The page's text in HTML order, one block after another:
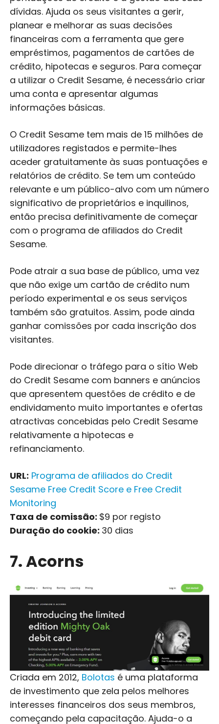
dívidas. Ajuda os seus visitantes a gerir,
planear e melhorar as suas decisões
financeiras com a ferramenta que gere
empréstimos, pagamentos de cartões de
crédito, hipotecas e seguros. Para começar
a utilizar o Credit Sesame, é necessário criar
uma conta e apresentar algumas
informações básicas.
O Credit Sesame tem mais de 15 milhões de
utilizadores registados e permite-lhes
aceder gratuitamente às suas pontuações e
relatórios de crédito. Se tem um conteúdo
relevante e um público-alvo com um número
significativo de proprietários e inquilinos,
então precisa definitivamente de começar
com o programa de afiliados do Credit
Sesame.
Pode atrair a sua base de público, uma vez
que não exige um cartão de crédito num
período experimental e os seus serviços
também são gratuitos. Assim, pode ainda
ganhar comissões por cada inscrição dos
visitantes.
Pode direcionar o tráfego para o sítio Web
do Credit Sesame com banners e anúncios
que apresentem questões de crédito e de
endividamento muito importantes e ofertas
atractivas concebidas pelo Credit Sesame
relativamente a hipotecas e
refinanciamento.
URL: Programa de afiliados do Credit
Sesame Free Credit Score e Free Credit
Monitoring
Taxa de comissão: $9 por registo
Duração do cookie: 30 dias
7. Acorns
Criada em 2012, Bolotas é uma plataforma
de investimento que zela pelos melhores
interesses financeiros dos seus membros,
começando pela capacitação. Ajuda-o a